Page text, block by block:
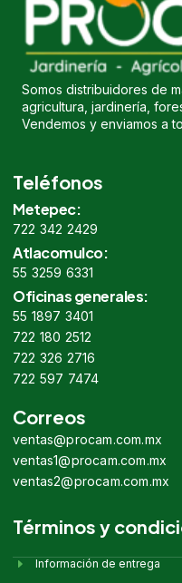
Somos distribuidores de
agricultura, jardinería,
Vendemos y enviamos a
Teléfonos
Metepec:
722 342 2429
Atlacomulco:
55 3259 6331
Oficinas generales:
55 1897 3401
722 180 2512
722 326 2716
722 597 7474
Correos
ventas@procam.com.mx
ventas1@procam.com.mx
ventas2@procam.com.mx
Términos y
Información de entrega